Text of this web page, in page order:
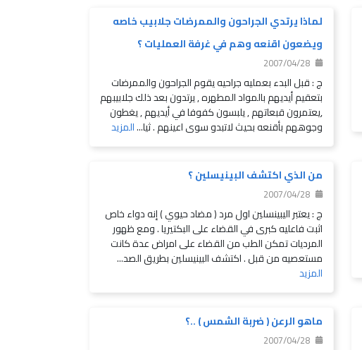
لماذا يرتدي الجراحون والممرضات جلابيب خاصه
ويضعون اقنعه وهم في غرفة العمليات ؟
2007/04/28
ج : قبل البدء بعمليه جراحيه يقوم الجراحون والممرضات
بتعقيم أيديهم بالمواد المطهره , يرتدون بعد ذلك جلابيبهم
,يعتمرون قبعاتهم , يلبسون كفوفا في أيديهم , يغطون
وجوههم بأقنعه بحيث لاتبدو سوى اعينهم . ثيا...المزيد
من الذي اكتشف البينيسلين ؟
2007/04/28
ج : يعتبر اليبينسلين اول مرد ( مضاد حيوي ) إنه دواء خاص
اثبت فاعليه كبرى في القضاء على البكتيريا . ومع ظهور
المرديات تمكن الطب من القضاء على امراض عدة كانت
مستعصيه من قبل . اكتشف البينيسلين بطريق الصد...
المزيد
ماهو الرعن ( ضربة الشمس ) ..؟
2007/04/28